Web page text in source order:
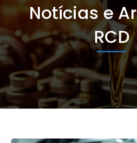
Notícias e
RCD